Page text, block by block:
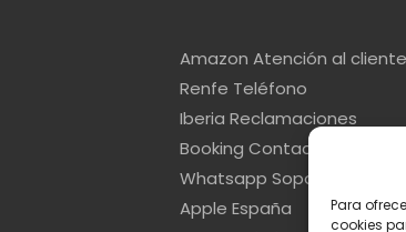
Para
cookies
Amazon Atención al cliente
Renfe Teléfono
Iberia Reclamaciones
Booking Contacto
Whatsapp Soporte
Apple España